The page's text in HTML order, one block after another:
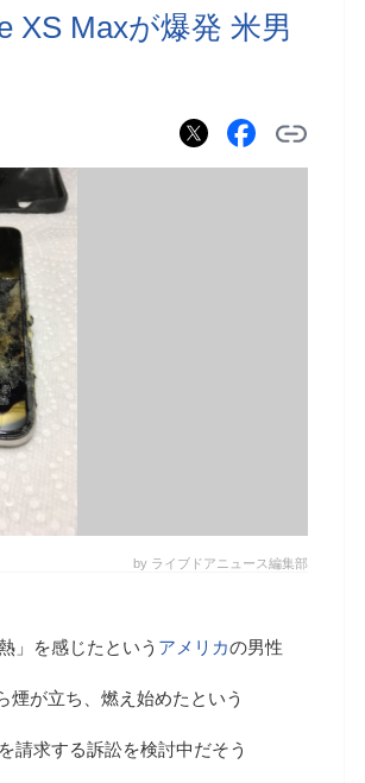
Maxが爆発 米男
by ライブドアニュース編集部
」を感じたという アメリカの男性
煙が立ち、燃え始めたという
請求する訴訟を検討中だそう